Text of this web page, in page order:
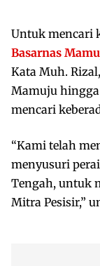
Untuk mencari
Basarnas
Kata Muh.
Mamuju
mencari
“Kami telah
menyusuri
Tengah, untuk
Mitra Pesisir,”